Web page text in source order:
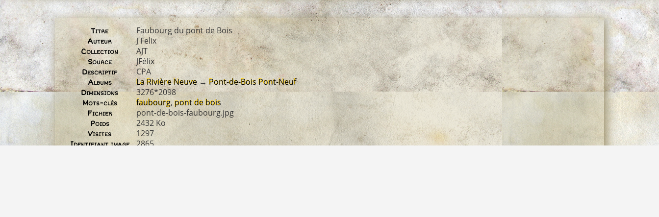
Titre Faubourg du pont de Bois
Auteur J Felix
Collection AJT
Source JFélix
Descriptif CPA
Albums La Rivière Neuve→Pont-de-Bois Pont-Neuf
Dimensions 3276*2098
Mots-clés faubourg, pont de bois
Fichier pont-de-bois-faubourg.jpg
Poids 2432 Ko
Visites 1297
Identifiant image 2865